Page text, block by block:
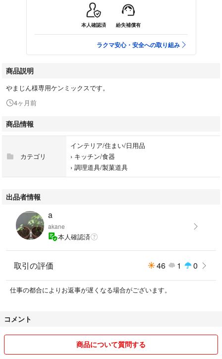
本人確認済 紛失補償有
ラクマ安心・安全への取り組み
商品説明
やまじん様専用ケンミックスです。
4ヶ月前
商品情報
カテゴリ
インテリア/住まい/日用品
› キッチン/食器
› 調理道具/製菓道具
出品者情報
a
akane
本人確認済
取引の評価 46 1 0
仕事の都合によりお返事が遅くなる場合がございます。
コメント
商品について質問する